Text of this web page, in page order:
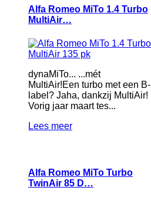
Alfa Romeo MiTo 1.4 Turbo
MultiAir…
dynaMiTo... ...mét
MultiAir!Een turbo met een B-
label? Jaha, dankzij MultiAir!
Vorig jaar maart tes...
Lees meer
Alfa Romeo MiTo Turbo
TwinAir 85 D…